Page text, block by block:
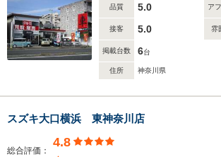
品質 5.0 ア
接客 5.0 雰
掲載台数 6台
住所 神奈川県
スズキ大口横浜 東神奈川店
総合評価：
4.8